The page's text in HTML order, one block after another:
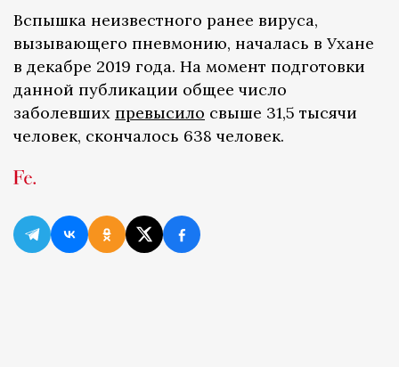
Вспышка неизвестного ранее вируса,
вызывающего пневмонию, началась в Ухане
в декабре 2019 года. На момент подготовки
данной публикации общее число
заболевших превысило свыше 31,5 тысячи
человек, скончалось 638 человек.